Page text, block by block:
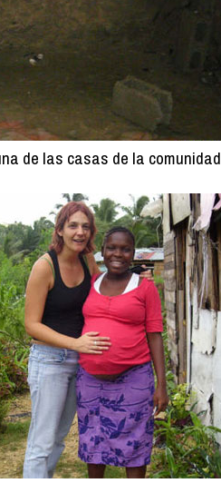
de las casas de la comunidad